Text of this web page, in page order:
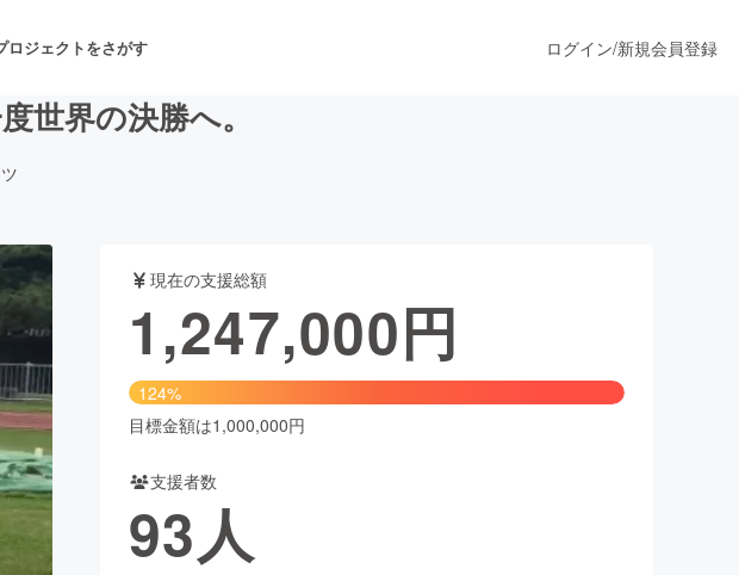
ロジェクトをさがす
舞台・パフォーマンス
フード・飲食店 ファッション
アニメ・漫画
ビューティー・ヘルスケア
ログイン/新規会員登録
世界の決勝へ。
現在の支援総額
1,247,000円
124%
目標金額は1,000,000円
支援者数
93人